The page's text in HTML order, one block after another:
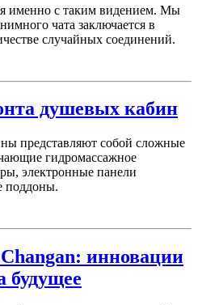
именно с таким видением. Мы
чата заключается в
случайных соединений.
душевых кабин
представляют собой сложные
гидромассажное
электронные панели
поддоны.
инновации
будущее